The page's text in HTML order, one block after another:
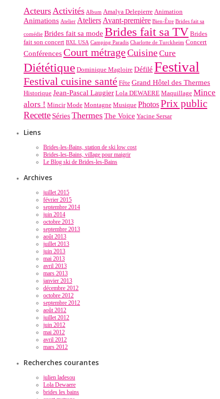
ActeursActivités Album Amalya Delepierre Animation
Animations Atelier Ateliers Avant-première Bien-Être Brides fait sa
comédie Brides fait sa mode Brides fait sa TV Brides
fait son concert BXL USA Camping Paradis Charlotte de Turckheim Concert
Conférences Court métrageCuisineCure
Diététique Dominique Magloire Défilé Festival
Festival cuisine santé Fête Grand Hôtel des Thermes
Historique Jean-Pascal Laugier Lola DEWAERE Maquillage Mince
alors ! Mincir Mode Montagne Musique PhotosPrix public
Recette SériesThermesThe Voice Yacine Sersar
Liens
Brides-les-Bains, station de ski low cost
Brides-les-Bains, village pour maigrir
Le Blog ski de Brides-les-Bains
Archives
juillet 2015
février 2015
septembre 2014
juin 2014
octobre 2013
septembre 2013
août 2013
juillet 2013
juin 2013
mai 2013
avril 2013
mars 2013
janvier 2013
décembre 2012
octobre 2012
septembre 2012
août 2012
juillet 2012
juin 2012
mai 2012
avril 2012
mars 2012
Recherches courantes
julien ladesou
Lola Dewaere
brides les bains